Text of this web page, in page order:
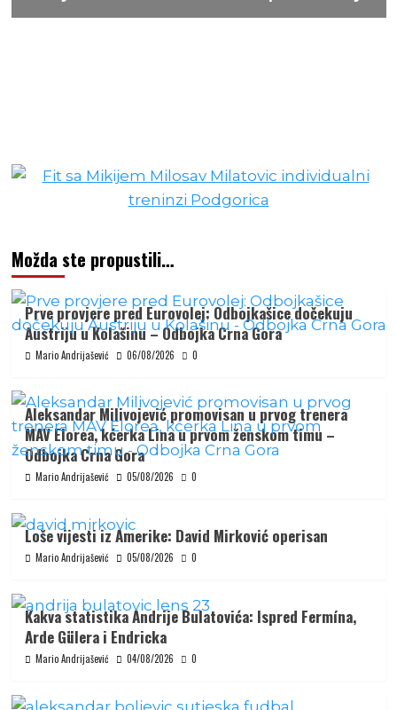
Možda ste propustili…
Prve provjere pred Eurovolej: Odbojkašice dočekuju
Austriju u Kolašinu – Odbojka Crna Gora
Mario Andrijašević 06/08/2026 0
Aleksandar Milivojević promovisan u prvog trenera
MAV Elorea, kćerka Lina u prvom ženskom timu –
Odbojka Crna Gora
Mario Andrijašević 05/08/2026 0
Loše vijesti iz Amerike: David Mirković operisan
Mario Andrijašević 05/08/2026 0
Kakva statistika Andrije Bulatovića: Ispred Fermína,
Arde Gülera i Endricka
Mario Andrijašević 04/08/2026 0